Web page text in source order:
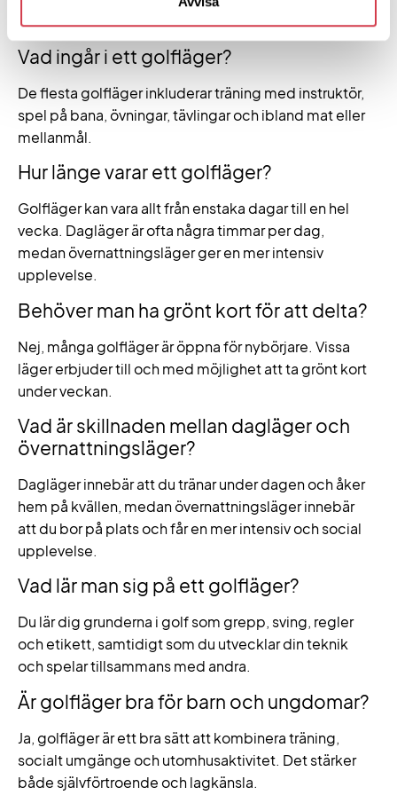
vecka i Sverige.
Vad ingår i ett golfläger?
De flesta golfläger inkluderar träning med instruktör,
spel på bana, övningar, tävlingar och ibland mat eller
mellanmål.
Hur länge varar ett golfläger?
Golfläger kan vara allt från enstaka dagar till en hel
vecka. Dagläger är ofta några timmar per dag,
medan övernattningsläger ger en mer intensiv
upplevelse.
Behöver man ha grönt kort för att delta?
Nej, många golfläger är öppna för nybörjare. Vissa
läger erbjuder till och med möjlighet att ta grönt kort
under veckan.
Vad är skillnaden mellan dagläger och
övernattningsläger?
Dagläger innebär att du tränar under dagen och åker
hem på kvällen, medan övernattningsläger innebär
att du bor på plats och får en mer intensiv och social
upplevelse.
Vad lär man sig på ett golfläger?
Du lär dig grunderna i golf som grepp, sving, regler
och etikett, samtidigt som du utvecklar din teknik
och spelar tillsammans med andra.
Är golfläger bra för barn och ungdomar?
Ja, golfläger är ett bra sätt att kombinera träning,
socialt umgänge och utomhusaktivitet. Det stärker
både självförtroende och lagkänsla.